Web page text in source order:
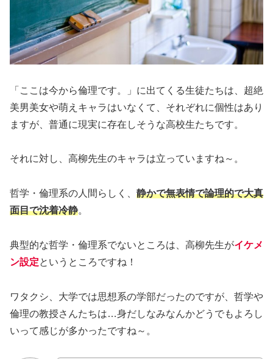
「ここは今から倫理です。」に出てくる生徒たちは、超絶
美男美女や萌えキャラはいなくて、それぞれに個性はあり
ますが、普通に現実に存在しそうな高校生たちです。
それに対し、高柳先生のキャラは立っていますね～。
哲学・倫理系の人間らしく、 静かで無表情で論理的で大真
面目で沈着冷静。
典型的な哲学・倫理系でないところは、高柳先生がイケメ
ン設定というところですね！
ワタクシ、大学では思想系の学部だったのですが、哲学や
倫理の教授さんたちは…身だしなみなんかどうでもよろし
いって感じが多かったですね～。